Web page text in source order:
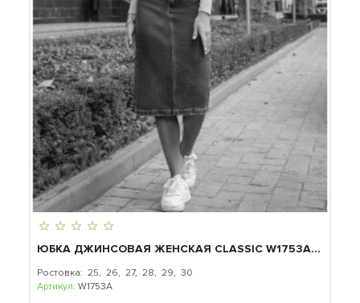
ЮБКА ДЖИНСОВАЯ ЖЕНСКАЯ CLASSIC W1753A...
Ростовка: 25, 26, 27, 28, 29, 30
Артикул: W1753A